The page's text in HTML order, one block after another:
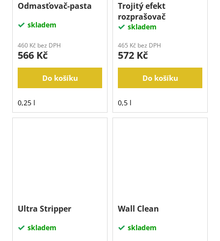
Odmasťovač-pasta
skladem
460 Kč bez DPH
566 Kč
Do košíku
0,25 l
Trojitý efekt
rozprašovač
skladem
465 Kč bez DPH
572 Kč
Do košíku
0,5 l
Ultra Stripper
skladem
Wall Clean
skladem